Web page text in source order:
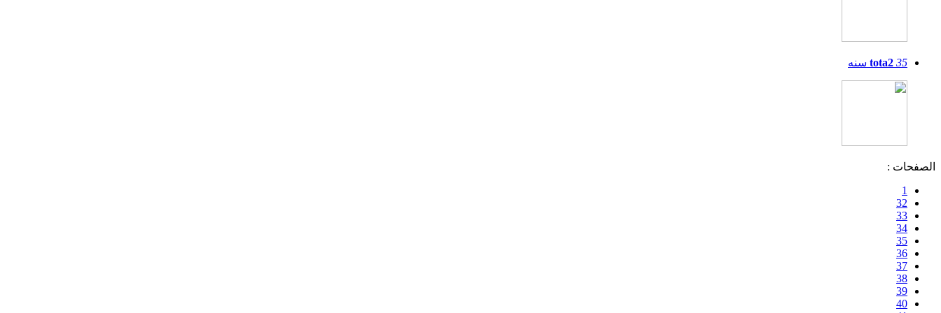
tota2 35 سنه
الصفحات :
1
32
33
34
35
36
37
38
39
40